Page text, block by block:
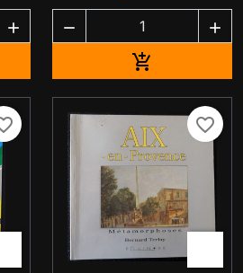
  

favorite_border